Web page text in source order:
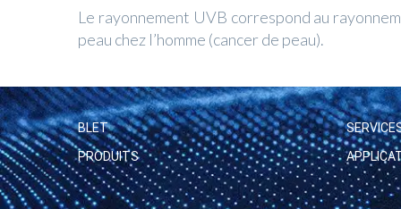
Le rayonnement UVB correspond au
peau chez l’homme (cancer de peau).
BLET
PRODUITS